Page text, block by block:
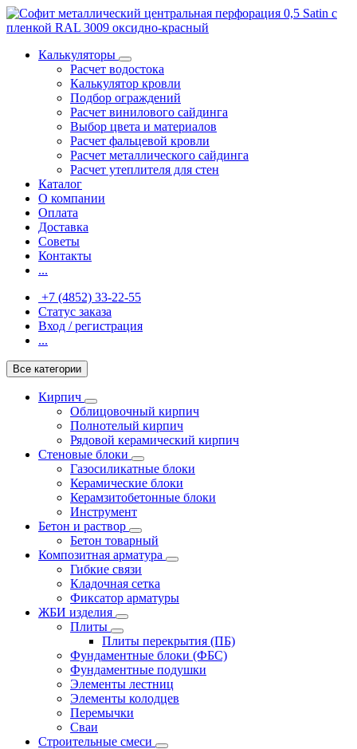
Калькуляторы
Расчет водостока
Калькулятор кровли
Подбор ограждений
Расчет винилового сайдинга
Выбор цвета и материалов
Расчет фальцевой кровли
Расчет металлического сайдинга
Расчет утеплителя для стен
Каталог
О компании
Оплата
Доставка
Советы
Контакты
...
+7 (4852) 33-22-55
Статус заказа
Вход / регистрация
...
Все категории
Кирпич
Облицовочный кирпич
Полнотелый кирпич
Рядовой керамический кирпич
Стеновые блоки
Газосиликатные блоки
Керамические блоки
Керамзитобетонные блоки
Инструмент
Бетон и раствор
Бетон товарный
Композитная арматура
Гибкие связи
Кладочная сетка
Фиксатор арматуры
ЖБИ изделия
Плиты
Плиты перекрытия (ПБ)
Фундаментные блоки (ФБС)
Фундаментные подушки
Элементы лестниц
Элементы колодцев
Перемычки
Сваи
Строительные смеси